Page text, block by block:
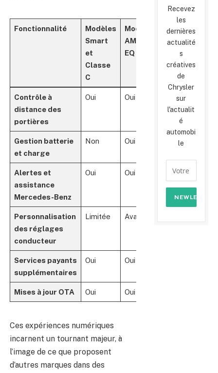
Fonctionnalité
Modèles
Smart
et
Classe
C
Modèles
AMG et
EQ
Maybach
Contrôle à
distance des
portières
Oui Oui
Gestion batterie
et charge
Non Oui (EQ) Oui (EQ)
Alertes et
assistance
Mercedes-Benz
Oui Oui Oui
Personnalisation
des réglages
conducteur
Limitée Avancée
Services payants
supplémentaires
Oui Oui
Mises à jour OTA Oui Oui
Ces expériences numériques
incarnent un tournant majeur, à
l’image de ce que proposent
d’autres marques dans des
Recevez
les
dernières
actualité
s
créatives
de
Chrysler
sur
l'actualit
é
automobi
le